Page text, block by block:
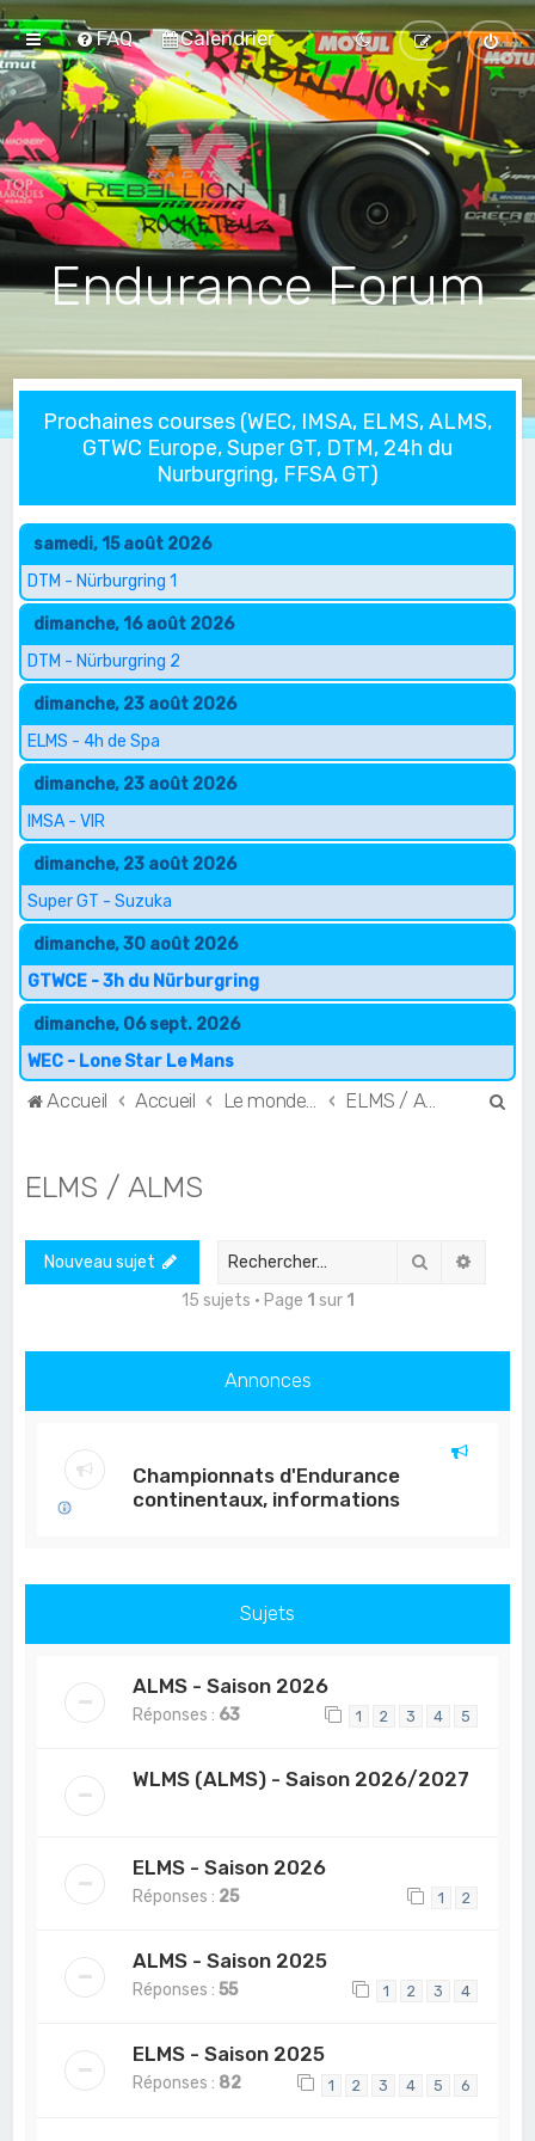
FAQ Calendrier
Endurance Forum
Prochaines courses (WEC, IMSA, ELMS, ALMS,
GTWC Europe, Super GT, DTM, 24h du
Nurburgring, FFSA GT)
samedi, 15 août 2026
DTM - Nürburgring 1
dimanche, 16 août 2026
DTM - Nürburgring 2
dimanche, 23 août 2026
ELMS - 4h de Spa
dimanche, 23 août 2026
IMSA - VIR
dimanche, 23 août 2026
Super GT - Suzuka
dimanche, 30 août 2026
GTWCE - 3h du Nürburgring
dimanche, 06 sept. 2026
WEC - Lone Star Le Mans
Accueil Accueil
ELMS / ALMS
Nouveau sujet Rechercher
15 sujets • Page 1 sur 1
Annonces
Championnats d'Endurance
continentaux, informations
Sujets
ALMS - Saison 2026
Réponses : 63 1 2 3 4 5
WLMS (ALMS) - Saison 2026/2027
ELMS - Saison 2026
Réponses : 25 1 2
ALMS - Saison 2025
Réponses :55 1 2 3 4
ELMS - Saison 2025
Réponses : 82 1 2 3 4 5 6